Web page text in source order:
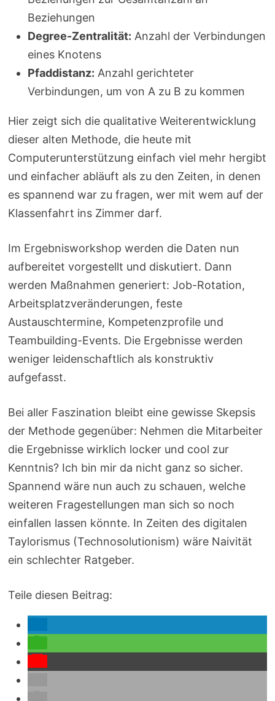
Beziehungen
Degree-Zentralität: Anzahl der Verbindungen
eines Knotens
Pfaddistanz: Anzahl gerichteter
Verbindungen, um von A zu B zu kommen
Hier zeigt sich die qualitative Weiterentwicklung
dieser alten Methode, die heute mit
Computerunterstützung einfach viel mehr hergibt
und einfacher abläuft als zu den Zeiten, in denen
es spannend war zu fragen, wer mit wem auf der
Klassenfahrt ins Zimmer darf.
Im Ergebnisworkshop werden die Daten nun
aufbereitet vorgestellt und diskutiert. Dann
werden Maßnahmen generiert: Job-Rotation,
Arbeitsplatzveränderungen, feste
Austauschtermine, Kompetenzprofile und
Teambuilding-Events. Die Ergebnisse werden
weniger leidenschaftlich als konstruktiv
aufgefasst.
Bei aller Faszination bleibt eine gewisse Skepsis
der Methode gegenüber: Nehmen die Mitarbeiter
die Ergebnisse wirklich locker und cool zur
Kenntnis? Ich bin mir da nicht ganz so sicher.
Spannend wäre nun auch zu schauen, welche
weiteren Fragestellungen man sich so noch
einfallen lassen könnte. In Zeiten des digitalen
Taylorismus (Technosolutionism) wäre Naivität
ein schlechter Ratgeber.
Teile diesen Beitrag: